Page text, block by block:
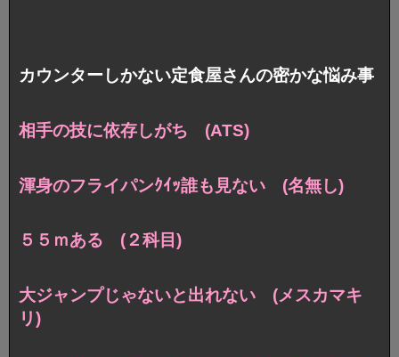
カウンターしかない定食屋さんの密かな悩み事
相手の技に依存しがち (ATS)
渾身のフライパンｸｲｯ誰も見ない (名無し)
５５ｍある (２科目)
大ジャンプじゃないと出れない (メスカマキ
リ)